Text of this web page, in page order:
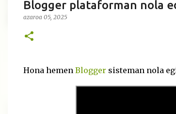
Blogger plataforman nola
azaroa 05, 2025
Hona hemen Blogger sisteman nola